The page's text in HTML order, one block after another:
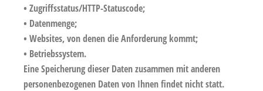
• Zugriffsstatus/HTTP-Statuscode;
• Datenmenge;
• Websites, von denen die Anforderung kommt;
• Betriebssystem.
Eine Speicherung dieser Daten zusammen mit anderen
personenbezogenen Daten von Ihnen findet nicht statt.